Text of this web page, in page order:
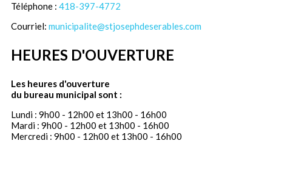
Téléphone : 418-397-4772
Courriel: municipalite@stjosephdeserables.com
HEURES D'OUVERTURE
Les heures d'ouverture
du bureau municipal sont :
Lundi : 9h00 - 12h00 et 13h00 - 16h00
Mardi : 9h00 - 12h00 et 13h00 - 16h00
Mercredi : 9h00 - 12h00 et 13h00 - 16h00